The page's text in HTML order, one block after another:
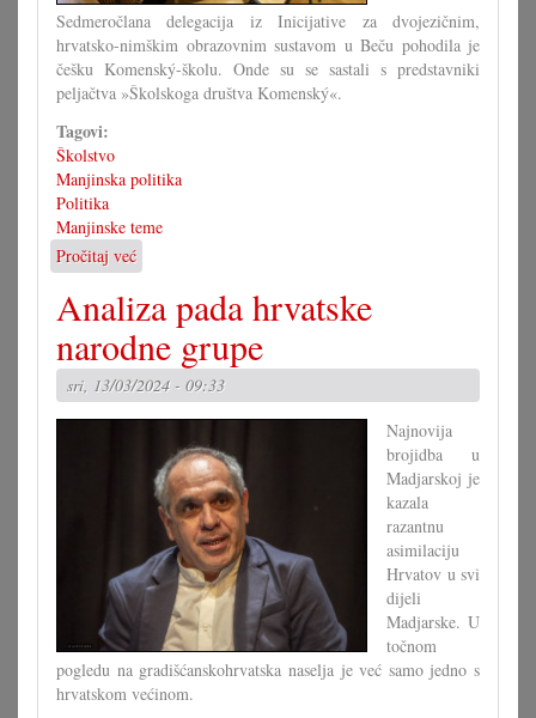
Sedmeročlana delegacija iz Inicijative za dvojezičnim,
hrvatsko-nimškim obrazovnim sustavom u Beču pohodila je
češku Komenský-školu. Onde su se sastali s predstavniki
peljačtva »Školskoga društva Komenský«.
Tagovi:
Školstvo
Manjinska politika
Politika
Manjinske teme
Pročitaj već
Dvojezična
OŠ
u
Beču
mogla
bi
krenuti
2025./26.
Analiza pada hrvatske
narodne grupe
sri, 13/03/2024 - 09:33
Najnovija
brojidba u
Madjarskoj je
kazala
razantnu
asimilaciju
Hrvatov u svi
dijeli
Madjarske. U
točnom
pogledu na gradišćanskohrvatska naselja je već samo jedno s
hrvatskom većinom.